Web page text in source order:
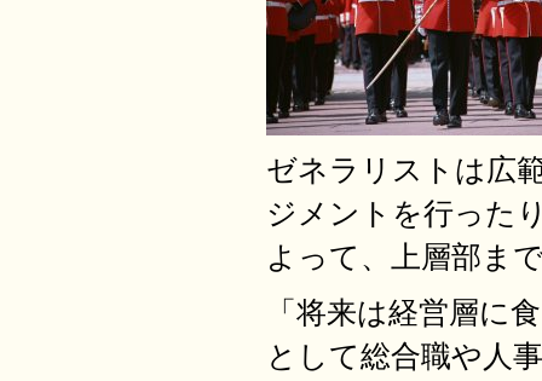
ゼネラリストは広
ジメントを行った
よって、上層部ま
「将来は経営層に
として総合職や人